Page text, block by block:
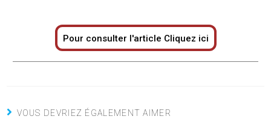
Pour consulter l'article Cliquez ici
VOUS DEVRIEZ ÉGALEMENT AIMER